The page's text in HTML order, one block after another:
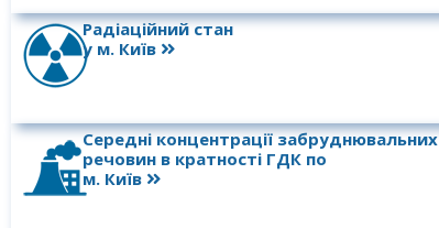
Радіаційний стан
у м. Київ
Середні концентрації забруднювальних
речовин в кратності ГДК по
м. Київ